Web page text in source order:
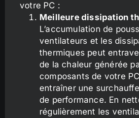
votre PC :
Meilleure dissipation
L’accumulation de
ventilateurs et les
thermiques peut
de la chaleur générée
composants de votre
entraîner une
de performance. En
régulièrement les